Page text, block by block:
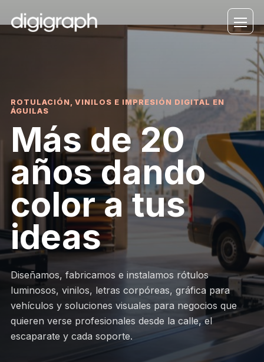
ROTULACIÓN, VINILOS E IMPRESIÓN DIGITAL EN
ÁGUILAS
Más de 20
años dando
color a tus
ideas
Diseñamos, fabricamos e instalamos rótulos
luminosos, vinilos, letras corpóreas, gráfica para
vehículos y soluciones visuales para negocios que
quieren verse profesionales desde la calle, el
escaparate y cada soporte.